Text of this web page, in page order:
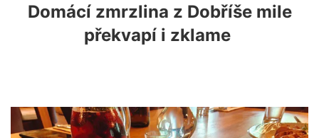
Domácí zmrzlina z Dobříše mile
překvapí i zklame